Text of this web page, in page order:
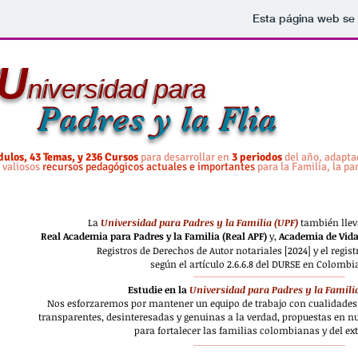
Esta página web
43 Temas, y 236 Cursos para desarrollar en 3 periodosdel año,
valiososrecursos pedagógicos actuales e importantes para la Familia, la
niversidad para
niversidad para
Padres y la Flia
Padres y la Flia
La Universidad para Padres y la Familia (UPF)también
Real Academia para Padres y la Familia (Real APF)y, Academia de
Registros de Derechos de Autor notariales [2024] y el
según el artículo 2.6.6.8 del DURSE en
Estudie en la Universidad para Padres y la
Nos esforzaremos por mantener un equipo de trabajo con
transparentes, desinteresadas y genuinas a la verdad, propuestas en
para fortalecer las familias colombianas y del